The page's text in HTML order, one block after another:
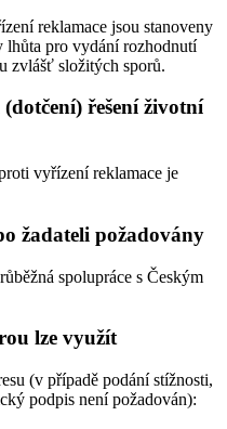
reklamace jsou stanoveny
lhůta pro vydání rozhodnutí
zvlášť složitých sporů.
řešení životní
vyřízení reklamace je
žadateli požadovány
spolupráce s Českým
lze využít
(v případě podání stížnosti,
podpis není požadován):